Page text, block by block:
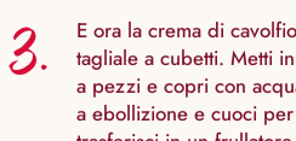
3.
E ora la crema di
tagliale a cubetti. Metti
a pezzi e copri con
a ebollizione e cuoci